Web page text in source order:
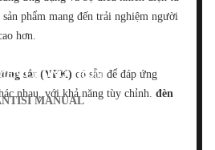
phẩm mang đến trải nghiệm người
hơn.
sắt (YFK) có sẵn để đáp ứng
nhau, với khả năng tùy chỉnh.đèn
CHỐNG TRỘM
MANUAL